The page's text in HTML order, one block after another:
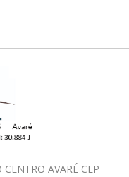
AVARÉ CEP